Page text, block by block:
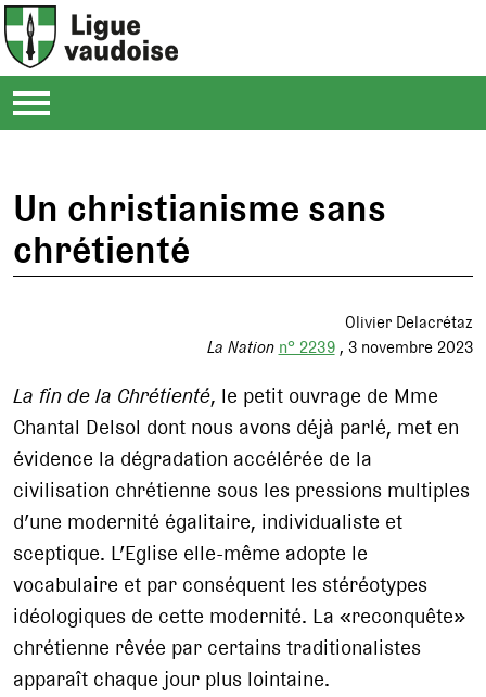
Un christianisme sans
chrétienté
Olivier Delacrétaz
La Nation n° 2239 3 novembre 2023
La fin de la Chrétienté, le petit ouvrage de Mme
Chantal Delsol dont nous avons déjà parlé, met en
évidence la dégradation accélérée de la
civilisation chrétienne sous les pressions multiples
d’une modernité égalitaire, individualiste et
sceptique. L’Eglise elle-même adopte le
vocabulaire et par conséquent les stéréotypes
idéologiques de cette modernité. La «reconquête»
chrétienne rêvée par certains traditionalistes
apparaît chaque jour plus lointaine.